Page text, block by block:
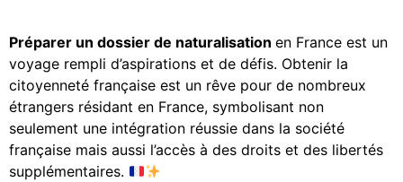
Préparer un dossier de naturalisation en France est un
voyage rempli d’aspirations et de défis. Obtenir la
citoyenneté française est un rêve pour de nombreux
étrangers résidant en France, symbolisant non
seulement une intégration réussie dans la société
française mais aussi l’accès à des droits et des libertés
supplémentaires.